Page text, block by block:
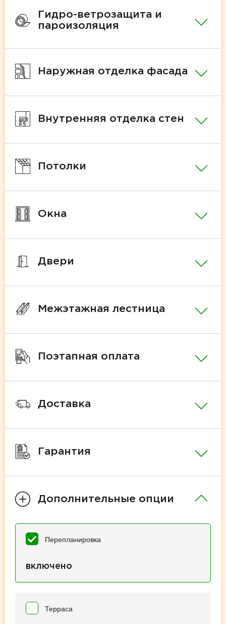
Гидро-ветрозащита и
пароизоляция
Наружная отделка фасада
Внутренняя отделка стен
Потолки
Окна
Двери
Межэтажная лестница
Поэтапная оплата
Доставка
Гарантия
Дополнительные опции
Перепланировка
включено
Терраса